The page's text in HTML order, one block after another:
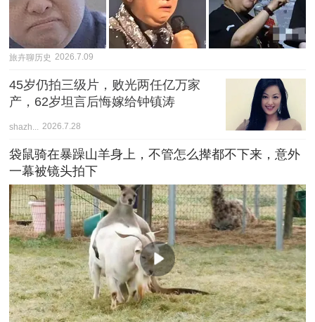
旅卉聊历史 2026.7.09
45岁仍拍三级片，败光两任亿万家
产，62岁坦言后悔嫁给钟镇涛
shazh... 2026.7.28
袋鼠骑在暴躁山羊身上，不管怎么撵都不下来，意外
一幕被镜头拍下